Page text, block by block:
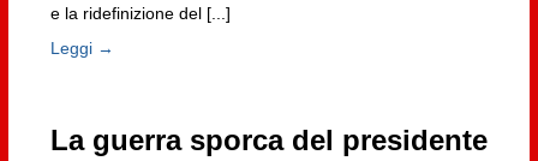
e la ridefinizione del [...]
Leggi →
La guerra sporca del presidente